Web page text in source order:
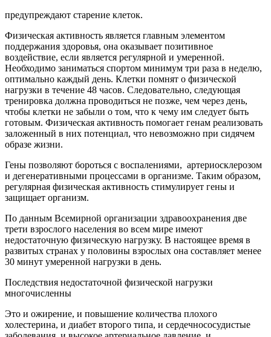
предупреждают старение клеток.
Физическая активность является главным элементом
поддержания здоровья, она оказывает позитивное
воздействие, если является регулярной и умеренной.
Необходимо заниматься спортом минимум три раза в неделю,
оптимально каждый день. Клетки помнят о физической
нагрузки в течение 48 часов. Следовательно, следующая
тренировка должна проводиться не позже, чем через день,
чтобы клетки не забыли о том, что к чему им следует быть
готовым. Физическая активность помогает генам реализовать
заложенный в них потенциал, что невозможно при сидячем
образе жизни.
Гены позволяют бороться с воспалениями, артериосклерозом
и дегенеративными процессами в организме. Таким образом,
регулярная физическая активность стимулирует гены и
защищает организм.
По данным Всемирной организации здравоохранения две
трети взрослого населения во всем мире имеют
недостаточную физическую нагрузку. В настоящее время в
развитых странах у половины взрослых она составляет менее
30 минут умеренной нагрузки в день.
Последствия недостаточной физической нагрузки
многочисленны
Это и ожирение, и повышение количества плохого
холестерина, и диабет второго типа, и сердечнососудистые